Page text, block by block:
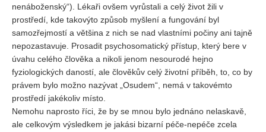
nenáboženský“). Lékaři ovšem vyrůstali a celý život žili v
prostředí, kde takovýto způsob myšlení a fungování byl
samozřejmostí a většina z nich se nad vlastními počiny ani tajně
nepozastavuje. Prosadit psychosomatický přístup, který bere v
úvahu celého člověka a nikoli jenom nesourodé hejno
fyziologických daností, ale člověkův celý životní příběh, to, co by
právem bylo možno nazývat „Osudem“, nemá v takovémto
prostředí jakékoliv místo.
Nemohu naprosto říci, že by se mnou bylo jednáno nelaskavě,
ale celkovým výsledkem je jakási bizarní péče-nepéče zcela